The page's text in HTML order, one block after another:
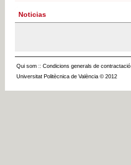
Noticias
Qui som :: Condicions generals de contractació
Universitat Politècnica de València © 2012